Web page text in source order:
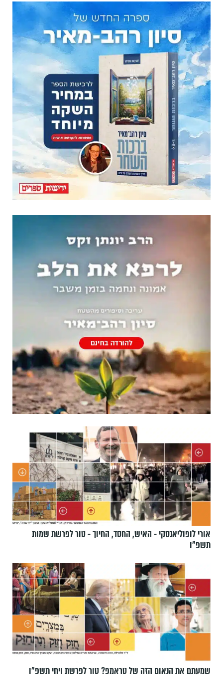
אורי לופוליאנסקי - האיש, החסד, החיוך - טור לפרשת שמות
תשפ״ו
שמעתם את הנאום הזה של טראמפ? טור לפרשת ויחי תשפ״ו